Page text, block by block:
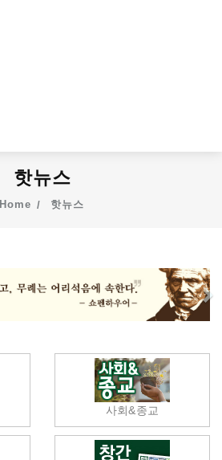
핫뉴스
Home 핫뉴스
사회&종교